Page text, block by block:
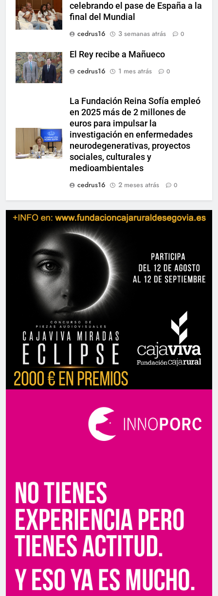
celebrando el pase de España a la
final del Mundial
cedrus16
3 semanas atrás 0
El Rey recibe a Mañueco
cedrus16
1 mes atrás 0
La Fundación Reina Sofía empleó
en 2025 más de 2 millones de
euros para impulsar la
investigación en enfermedades
neurodegenerativas, proyectos
sociales, culturales y
medioambientales
cedrus16
2 meses atrás 0